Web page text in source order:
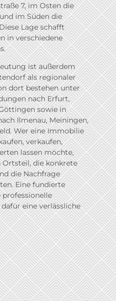
7, im Osten die
im Süden die
Lage schafft
in verschiedene
ist außerdem
als regionaler
dort bestehen unter
nach Erfurt,
sowie in
Ilmenau, Meiningen,
Wer eine Immobilie
verkaufen,
lassen möchte,
die konkrete
die Nachfrage
Eine fundierte
eine verlässliche